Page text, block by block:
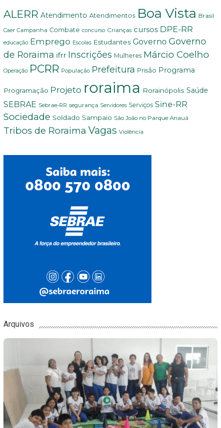
ALERR Atendimento Atendimentos Boa Vista Brasil
Caer Campanha Combate concurso Crianças cursos DPE-RR
educação Emprego Escolas Estudantes Governo Governo
de Roraima ifrr Inscrições Mulheres Márcio Coelho
Operação PCRR População Prefeitura Prisão Programa
Programação Projeto roraima Rorainópolis Saúde
SEBRAE Sebrae-RR segurança Servidores Serviços Sine-RR
Sociedade Soldado Sampaio São João no Parque Anauá
Tribos de Roraima Vagas Violência
Arquivos